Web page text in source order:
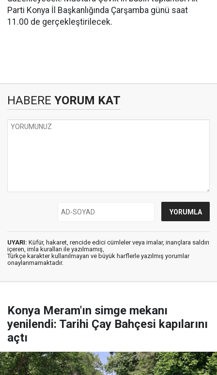
Parti Konya İl Başkanlığında Çarşamba günü saat
11.00 de gerçekleştirilecek.
HABERE YORUM KAT
UYARI: Küfür, hakaret, rencide edici cümleler veya imalar, inançlara saldırı
içeren, imla kuralları ile yazılmamış,
Türkçe karakter kullanılmayan ve büyük harflerle yazılmış yorumlar
onaylanmamaktadır.
Konya Meram'ın simge mekanı
yenilendi: Tarihi Çay Bahçesi kapılarını
açtı